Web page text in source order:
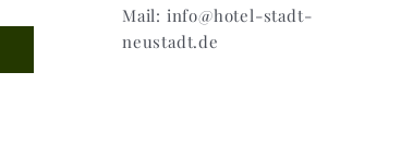
Mail: info@hotel-stadt-
neustadt.de